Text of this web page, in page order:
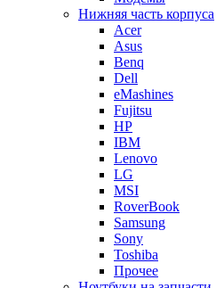
Нижняя часть корпуса
Acer
Asus
Benq
Dell
eMashines
Fujitsu
HP
IBM
Lenovo
LG
MSI
RoverBook
Samsung
Sony
Toshiba
Прочее